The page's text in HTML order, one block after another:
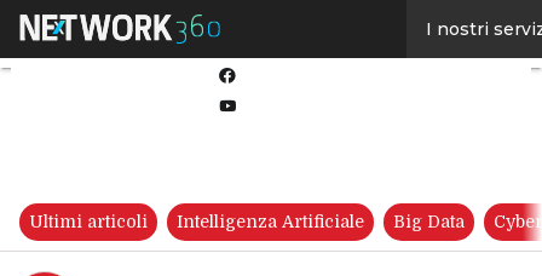
I nostri
Ultimi articoli Intelligenza Artificiale Big Data